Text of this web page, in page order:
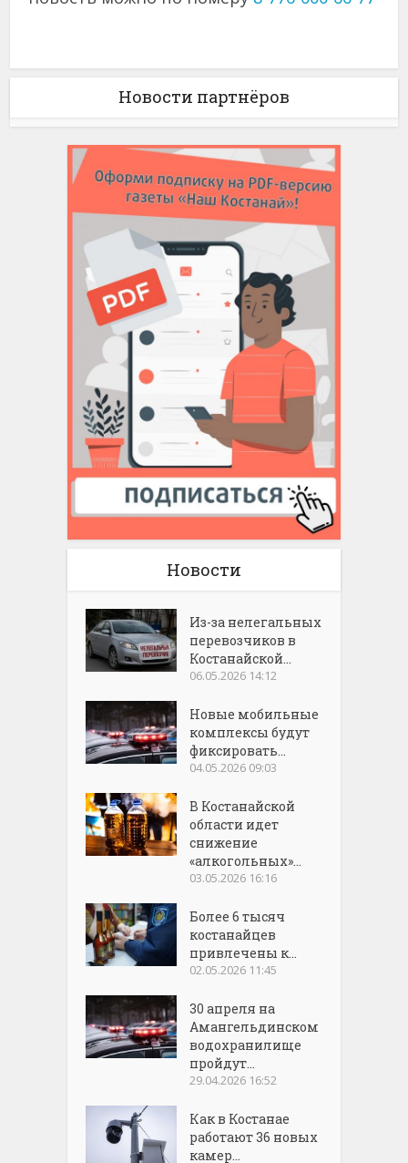
Новости партнёров
Новости
Из-за нелегальных
перевозчиков в
Костанайской...
06.05.2026 14:12
Новые мобильные
комплексы будут
фиксировать...
04.05.2026 09:03
В Костанайской
области идет
снижение
«алкогольных»...
03.05.2026 16:16
Более 6 тысяч
костанайцев
привлечены к...
02.05.2026 11:45
30 апреля на
Амангельдинском
водохранилище
пройдут...
29.04.2026 16:52
Как в Костанае
работают 36 новых
камер...